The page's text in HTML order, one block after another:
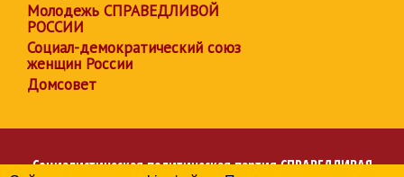
Молодежь СПРАВЕДЛИВОЙ
РОССИИ
Социал-демократический союз
женщин России
Домсовет
Социалистическая политическая партияСПРАВЕДЛИВАЯ